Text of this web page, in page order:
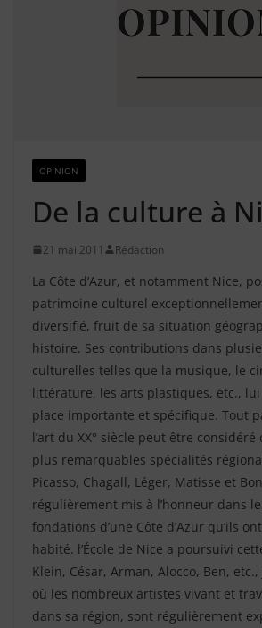
OPINION
De la culture à
21 mai 2011 Rédaction
La Côte d’Azur, et notamment Nice,
patrimoine culturel
diversifié, fruit de sa situation
histoire. Ses contributions dans
culturelles telles que la musique, le
littérature, les arts plastiques, etc.,
place importante et spécifique. Tout
l’art du XX° siècle peut être considéré
plus remarquables spécialités
Picasso, Chagall, Léger, Matisse et
régulièrement mis à l’honneur dans
fondations d’une Côte d’Azur qu’ils
habité. l’École de Nice a poursuivi
Klein, César, Arman, Alocco, Ben,
où les nombreux artistes vivant et
dans sa région, sont régulièrement